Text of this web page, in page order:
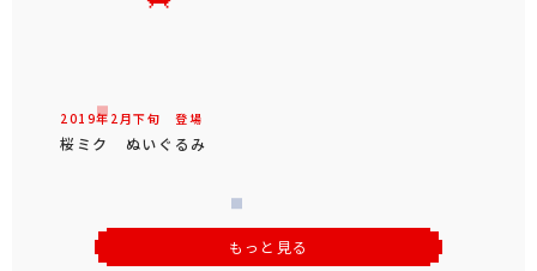
2019年 2 月下旬 登場
桜ミク ぬいぐるみ
もっと見る